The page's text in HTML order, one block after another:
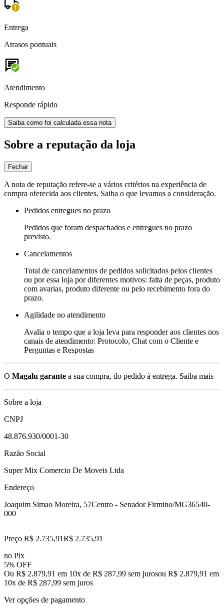
Entrega
Atrasos pontuais
Atendimento
Responde rápido
Saiba como foi calculada essa nota
Sobre a reputação da loja
Fechar
A nota de reputação refere-se a vários critérios na experiência de
compra oferecida aos clientes. Saiba o que levamos a consideração.
Pedidos entregues no prazo
Pedidos que foram despachados e entregues no prazo
previsto.
Cancelamentos
Total de cancelamentos de pedidos solicitados pelos clientes
ou por essa loja por diferentes motivos: falta de peças, produto
com avarias, produto diferente ou pelo recebimento fora do
prazo.
Agilidade no atendimento
Avalia o tempo que a loja leva para responder aos clientes nos
canais de atendimento: Protocolo, Chat com o Cliente e
Perguntas e Respostas
O Magalu garante a sua compra, do pedido à entrega. Saiba mais
Sobre a loja
CNPJ
48.876.930/0001-30
Razão Social
Super Mix Comercio De Moveis Ltda
Endereço
Joaquim Simao Moreira, 57Centro - Senador Firmino/MG36540-
000
Preço R$ 2.735,91R$ 2.735,91
no Pix
5% OFF
Ou R$ 2.879,91 em 10x de R$ 287,99 sem jurosou R$ 2.879,91 em
10x de R$ 287,99 sem juros
Ver opções de pagamento